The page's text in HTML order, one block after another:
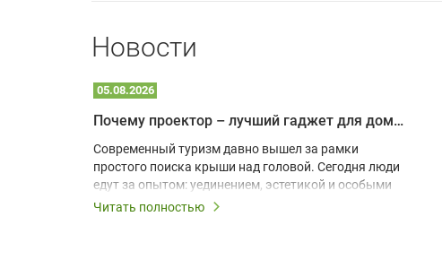
Новости
05.08.2026
Почему проектор – лучший гаджет для домика в глэмпинге
Современный туризм давно вышел за рамки
простого поиска крыши над головой. Сегодня люди
едут за опытом: уединением, эстетикой и особыми
ощущениями. Владельцы A-frame домов,
Читать полностью